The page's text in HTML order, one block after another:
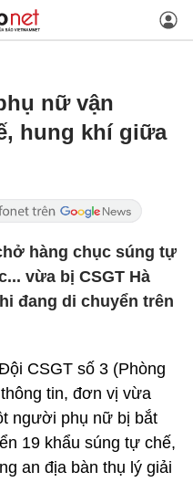
nữ vận
hung khí giữa
hàng chục súng tự
vừa bị CSGT Hà
đang di chuyển trên
CSGT số 3 (Phòng
tin, đơn vị vừa
người phụ nữ bị bắt
19 khẩu súng tự chế,
an địa bàn thụ lý giải